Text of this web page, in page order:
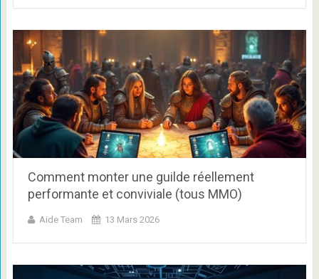
Comment monter une guilde réellement
performante et conviviale (tous MMO)
Aide Team 13 Mars 2026